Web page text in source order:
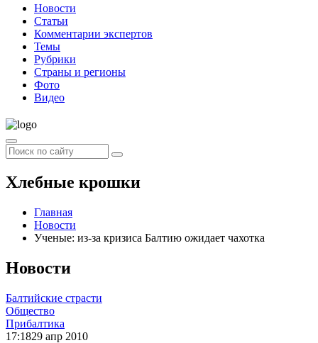
Новости
Статьи
Комментарии экспертов
Темы
Рубрики
Страны и регионы
Фото
Видео
Хлебные крошки
Главная
Новости
Ученые: из-за кризиса Балтию ожидает чахотка
Новости
Балтийские страсти
Общество
Прибалтика
17:1829 апр 2010